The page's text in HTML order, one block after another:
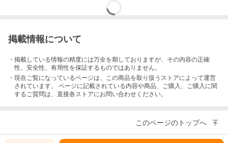
掲載情報について
・掲載している情報の精度には万全を期しておりますが、その内容の正確
性、安全性、有用性を保証するものではありません。
・現在ご覧になっているページは、この商品を取り扱うストアによって運営
されています。 ページに記載されている内容や商品、ご購入 、ご購入に関
するご質問は、直接各ストアにお問い合わせください。
このページのトップへ